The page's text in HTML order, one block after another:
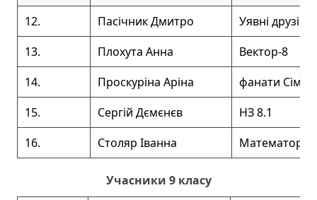
12.
Пасічник Дмитро
Уявні друзі
13.
Плохута Анна
Вектор-8
14.
Проскуріна Аріна
фанати
15.
Сергій Дємєнєв
НЗ 8.1
16.
Столяр Іванна
Учасники 9 класу